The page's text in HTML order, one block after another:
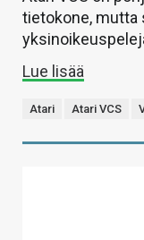
tietokone, mutta
Lue lisää
Atari Atari VCS